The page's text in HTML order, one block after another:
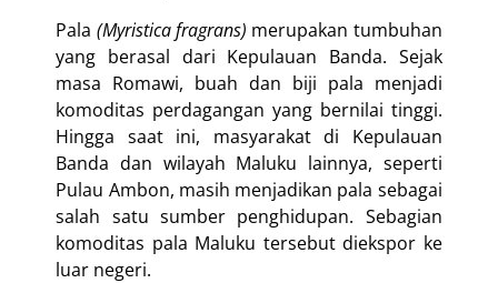
Pala (Myristica fragrans) merupakan tumbuhan
yang berasal dari Kepulauan Banda. Sejak
masa Romawi, buah dan biji pala menjadi
komoditas perdagangan yang bernilai tinggi.
Hingga saat ini, masyarakat di Kepulauan
Banda dan wilayah Maluku lainnya, seperti
Pulau Ambon, masih menjadikan pala sebagai
salah satu sumber penghidupan. Sebagian
komoditas pala Maluku tersebut diekspor ke
luar negeri.